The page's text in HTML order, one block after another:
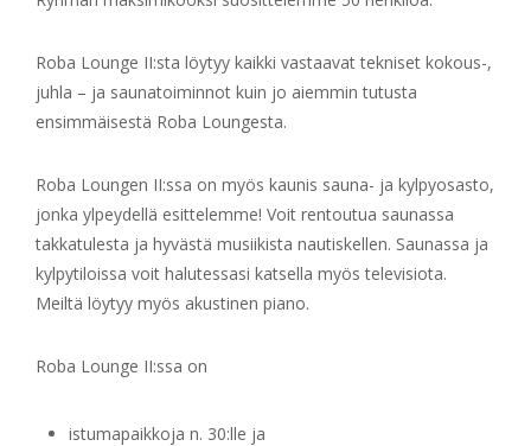
Roba Lounge II:sta löytyy kaikki vastaavat tekniset kokous-,
juhla – ja saunatoiminnot kuin jo aiemmin tutusta
ensimmäisestä Roba Loungesta.
Roba Loungen II:ssa on myös kaunis sauna- ja kylpyosasto,
jonka ylpeydellä esittelemme! Voit rentoutua saunassa
takkatulesta ja hyvästä musiikista nautiskellen. Saunassa ja
kylpytiloissa voit halutessasi katsella myös televisiota.
Meiltä löytyy myös akustinen piano.
Roba Lounge II:ssa on
istumapaikkoja n. 30:lle ja